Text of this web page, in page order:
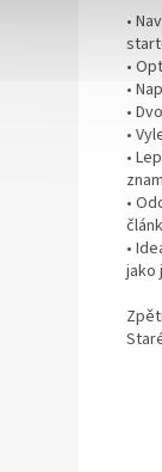
•
•
•
•
•
•
•
•
jako